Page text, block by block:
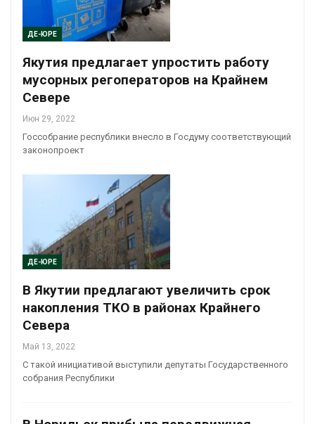
ДЕ-ЮРЕ
Якутия предлагает упростить работу
мусорных регоператоров на Крайнем
Севере
Июн 29, 2022
Госсобрание республики внесло в Госдуму соответствующий
законопроект
ДЕ-ЮРЕ
В Якутии предлагают увеличить срок
накопления ТКО в районах Крайнего
Севера
Май 13, 2022
С такой инициативой выступили депутаты Государственного
собрания Республики